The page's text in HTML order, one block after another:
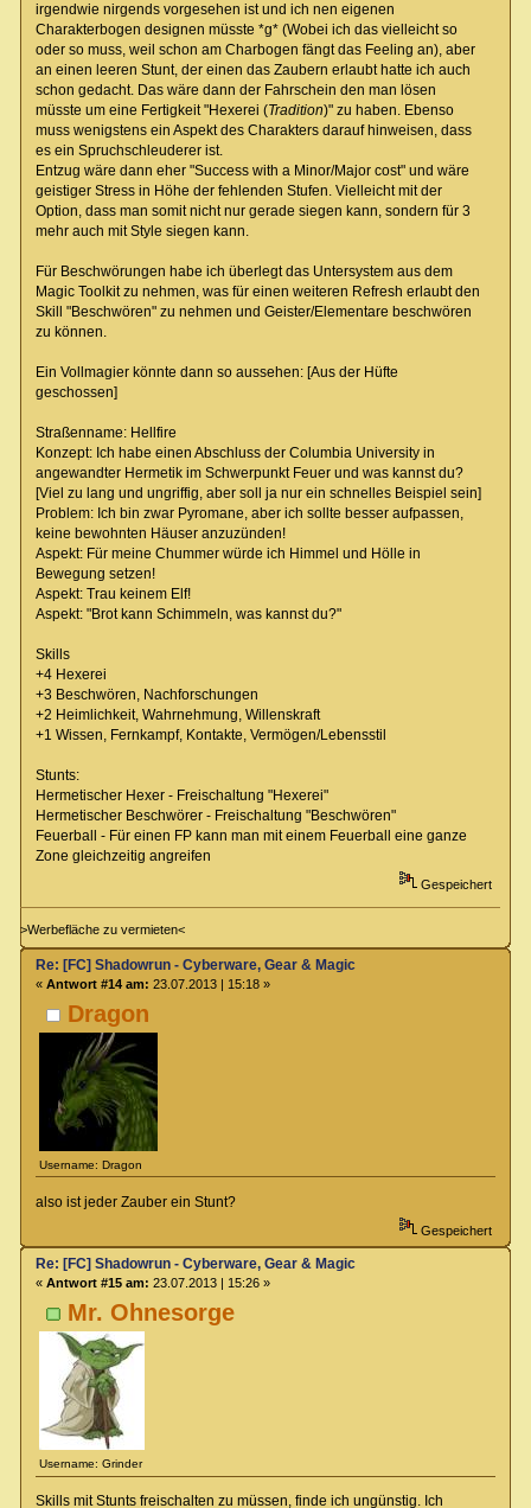
irgendwie nirgends vorgesehen ist und ich nen eigenen
Charakterbogen designen müsste *g* (Wobei ich das vielleicht so
oder so muss, weil schon am Charbogen fängt das Feeling an), aber
an einen leeren Stunt, der einen das Zaubern erlaubt hatte ich auch
schon gedacht. Das wäre dann der Fahrschein den man lösen
müsste um eine Fertigkeit "Hexerei (Tradition)" zu haben. Ebenso
muss wenigstens ein Aspekt des Charakters darauf hinweisen, dass
es ein Spruchschleuderer ist.
Entzug wäre dann eher "Success with a Minor/Major cost" und wäre
geistiger Stress in Höhe der fehlenden Stufen. Vielleicht mit der
Option, dass man somit nicht nur gerade siegen kann, sondern für 3
mehr auch mit Style siegen kann.
Für Beschwörungen habe ich überlegt das Untersystem aus dem
Magic Toolkit zu nehmen, was für einen weiteren Refresh erlaubt den
Skill "Beschwören" zu nehmen und Geister/Elementare beschwören
zu können.
Ein Vollmagier könnte dann so aussehen: [Aus der Hüfte
geschossen]
Straßenname: Hellfire
Konzept: Ich habe einen Abschluss der Columbia University in
angewandter Hermetik im Schwerpunkt Feuer und was kannst du?
[Viel zu lang und ungriffig, aber soll ja nur ein schnelles Beispiel sein]
Problem: Ich bin zwar Pyromane, aber ich sollte besser aufpassen,
keine bewohnten Häuser anzuzünden!
Aspekt: Für meine Chummer würde ich Himmel und Hölle in
Bewegung setzen!
Aspekt: Trau keinem Elf!
Aspekt: "Brot kann Schimmeln, was kannst du?"
Skills
+4 Hexerei
+3 Beschwören, Nachforschungen
+2 Heimlichkeit, Wahrnehmung, Willenskraft
+1 Wissen, Fernkampf, Kontakte, Vermögen/Lebensstil
Stunts:
Hermetischer Hexer - Freischaltung "Hexerei"
Hermetischer Beschwörer - Freischaltung "Beschwören"
Feuerball - Für einen FP kann man mit einem Feuerball eine ganze
Zone gleichzeitig angreifen
Gespeichert
>Werbefläche zu vermieten<
Dragon
Username: Dragon
Re: [FC] Shadowrun - Cyberware, Gear & Magic
« Antwort #14 am: 23.07.2013 | 15:18 »
also ist jeder Zauber ein Stunt?
Gespeichert
Mr. Ohnesorge
Username: Grinder
Re: [FC] Shadowrun - Cyberware, Gear & Magic
« Antwort #15 am: 23.07.2013 | 15:26 »
Skills mit Stunts freischalten zu müssen, finde ich ungünstig. Ich